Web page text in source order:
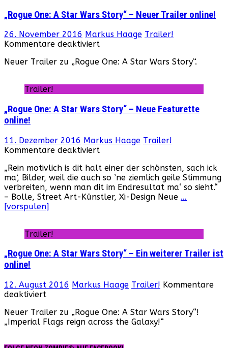
„Rogue One: A Star Wars Story“ – Neuer Trailer online!
26. November 2016 Markus Haage Trailer!
Kommentare deaktiviertfür
One:
Star
Wars
–
online!
Neuer Trailer zu „Rogue One: A Star Wars Story“.
Trailer!
„Rogue One: A Star Wars Story“ – Neue Featurette
online!
11. Dezember 2016 Markus Haage Trailer!
Kommentare deaktiviert
One:
A
Star
Wars
„Rein motivlich is dit halt einer der schönsten, sach ick
ma‘, Bilder, weil die auch so ’ne ziemlich geile Stimmung
verbreiten, wenn man dit im Endresultat ma‘ so sieht.“
– Bolle, Street Art-Künstler, Xi-Design Neue …
[vorspulen]
Trailer!
„Rogue One: A Star Wars Story“ – Ein weiterer Trailer ist
online!
12. August 2016 Markus Haage Trailer! Kommentare
deaktiviertfür
One:
A
Wars
Neuer Trailer zu „Rogue One: A Star Wars Story“!
„Imperial Flags reign across the Galaxy!“